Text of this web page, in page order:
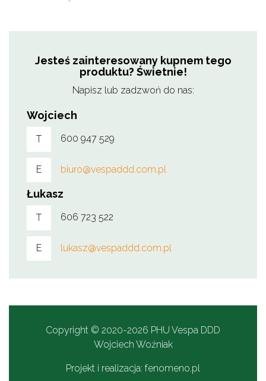
Jesteś zainteresowany kupnem tego
produktu? Świetnie!
Napisz lub zadzwoń do nas:
Wojciech
T 600 947 529
E biuro@vespaddd.com.pl
Łukasz
T 606 723 522
E lukasz@vespaddd.com.pl
Copyright © 2020-2026 PHU Vespa DDD
Wojciech Woźniak
Projekt i realizacja: fenomeno.pl